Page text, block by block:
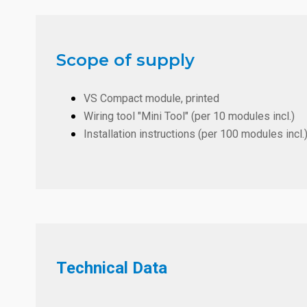
Scope of supply
VS Compact module, printed
Wiring tool "Mini Tool" (per 10 modules incl.)
Installation instructions (per 100 modules incl.)
Technical Data